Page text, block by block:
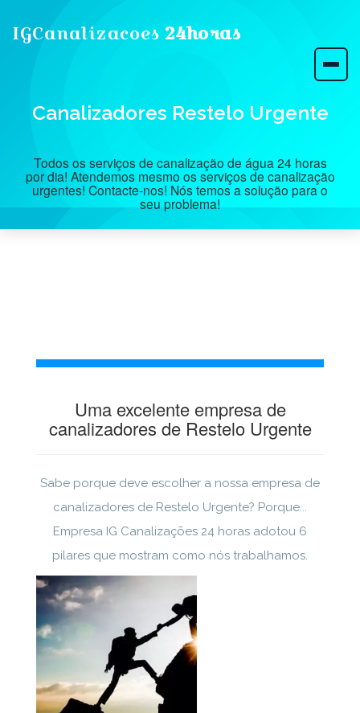
IGCanalizacoes 24horas
Canalizadores Restelo Urgente
Todos os serviços de canalização de água 24 horas
por dia! Atendemos mesmo os serviços de canalização
urgentes! Contacte-nos! Nós temos a solução para o
seu problema!
Uma excelente empresa de
canalizadores de Restelo Urgente
Sabe porque deve escolher a nossa empresa de
canalizadores de Restelo Urgente? Porque...
Empresa IG Canalizações 24 horas adotou 6
pilares que mostram como nós trabalhamos.